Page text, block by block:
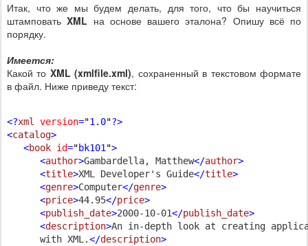
Итак, что же мы будем делать, для того, что бы научиться
штамповатьXML на основе вашего эталона? Опишу всё по
порядку.
Имеется:
Какой то XML (xmlfile.xml), сохраненный в текстовом формате
в файл. Ниже приведу текст:
<?xml version="1.0"?>
<catalog>
<book id="bk101 ">
<author>Gambardella, Matthew</author>
<title>XML Developer's Guide</title>
<genre>Computer</genre>
<price>44.95</price>
<publish_date>2000-10-01</publish_date>
<description>An in-depth look at creating
      with XML.
</description>